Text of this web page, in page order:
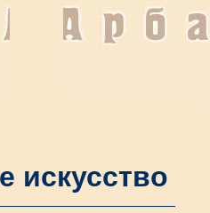
искусство